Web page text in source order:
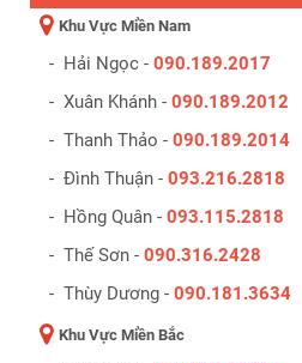
Khu Vực Miền Nam
- Hải Ngọc - 090.189.2017
- Xuân Khánh - 090.189.2012
- Thanh Thảo - 090.189.2014
- Đình Thuận - 093.216.2818
- Hồng Quân - 093.115.2818
- Thế Sơn - 090.316.2428
- Thùy Dương - 090.181.3634
Khu Vực Miền Bắc